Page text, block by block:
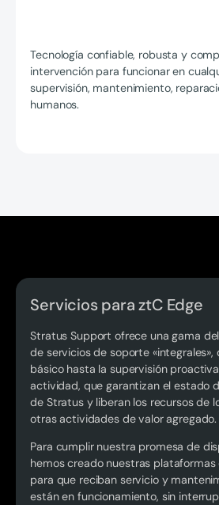
Tecnología confiable, robusta y
intervención para funcionar en
supervisión, mantenimiento,
humanos.
Servicios para ztC Edge
Stratus Support ofrece una gama
de servicios de soporte
básico hasta la supervisión
actividad, que garantizan el estado
de Stratus y liberan los recursos de
otras actividades de valor agregado.
Para cumplir nuestra promesa de
hemos creado nuestras
para que reciban servicio y
están en funcionamiento, sin